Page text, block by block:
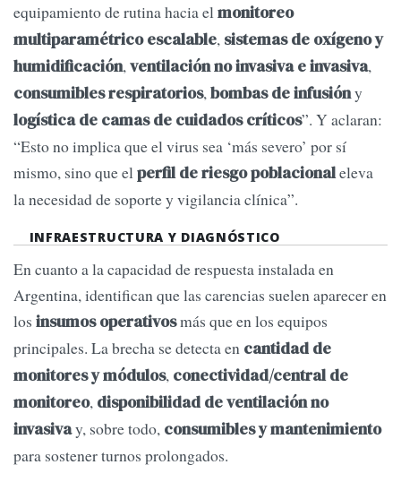
equipamiento de rutina hacia elmonitoreo
multiparamétrico escalable, sistemas de oxígeno y
humidificación,ventilación no invasiva e invasiva,
consumibles respiratorios,bombas de infusióny
logística de camas de cuidados críticos”. Y aclaran:
“Esto no implica que el virus sea ‘más severo’ por sí
mismo, sino que elperfil de riesgo poblacionaleleva
la necesidad de soporte y vigilancia clínica”.
INFRAESTRUCTURA Y DIAGNÓSTICO
En cuanto a la capacidad de respuesta instalada en
Argentina, identifican que las carencias suelen aparecer en
los insumos operativosmás que en los equipos
principales. La brecha se detecta en cantidad de
monitores y módulos, conectividad/central de
monitoreo, disponibilidad de ventilación no
invasivay, sobre todo, consumibles y mantenimiento
para sostener turnos prolongados.